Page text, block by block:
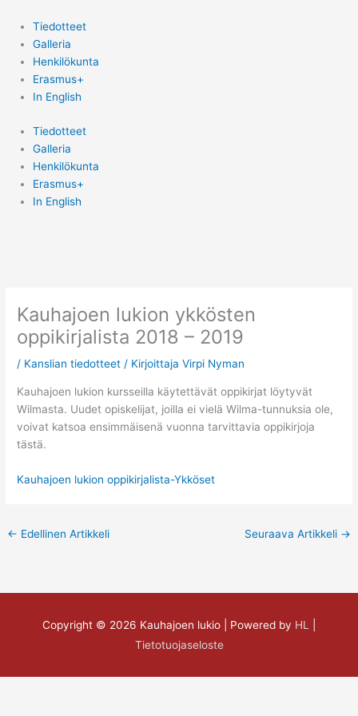
sisältöönTiedotteet
Galleria
Henkilökunta
Erasmus+
In English
Tiedotteet
Galleria
Henkilökunta
Erasmus+
In English
Kauhajoen lukion ykkösten
oppikirjalista 2018 – 2019
/ Kanslian tiedotteet / KirjoittajaVirpi Nyman
Kauhajoen lukion kursseilla käytettävät oppikirjat löytyvät
Wilmasta. Uudet opiskelijat, joilla ei vielä Wilma-tunnuksia ole,
voivat katsoa ensimmäisenä vuonna tarvittavia oppikirjoja
tästä.
Kauhajoen lukion oppikirjalista-Ykköset
← Edellinen Artikkeli Seuraava Artikkeli →
Copyright © 2026 Kauhajoen lukio | Powered by HL
Tietotuojaseloste